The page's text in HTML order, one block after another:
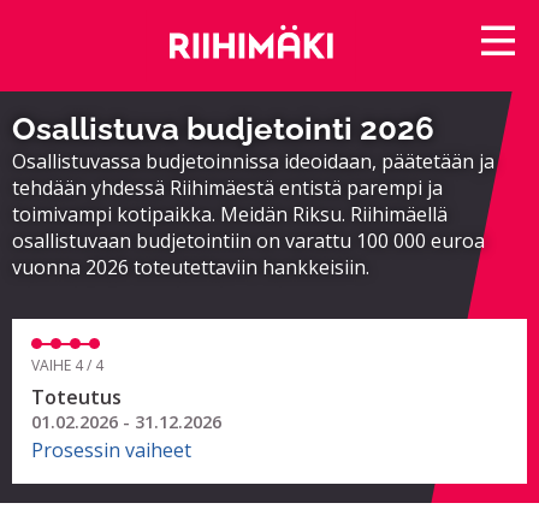
Osallistuva budjetointi 2026
Osallistuvassa budjetoinnissa ideoidaan, päätetään ja
tehdään yhdessä Riihimäestä entistä parempi ja
toimivampi kotipaikka. Meidän Riksu. Riihimäellä
osallistuvaan budjetointiin on varattu 100 000 euroa
vuonna 2026 toteutettaviin hankkeisiin.
VAIHE 4 / 4
Toteutus
01.02.2026 - 31.12.2026
Prosessin vaiheet